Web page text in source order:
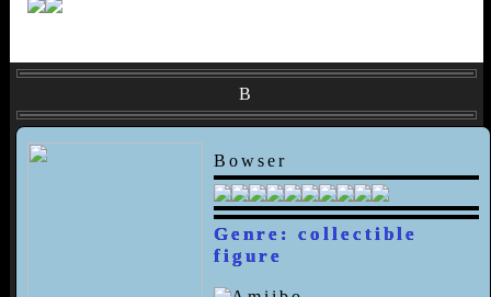
B
Bowser
Genre: collectible
figure